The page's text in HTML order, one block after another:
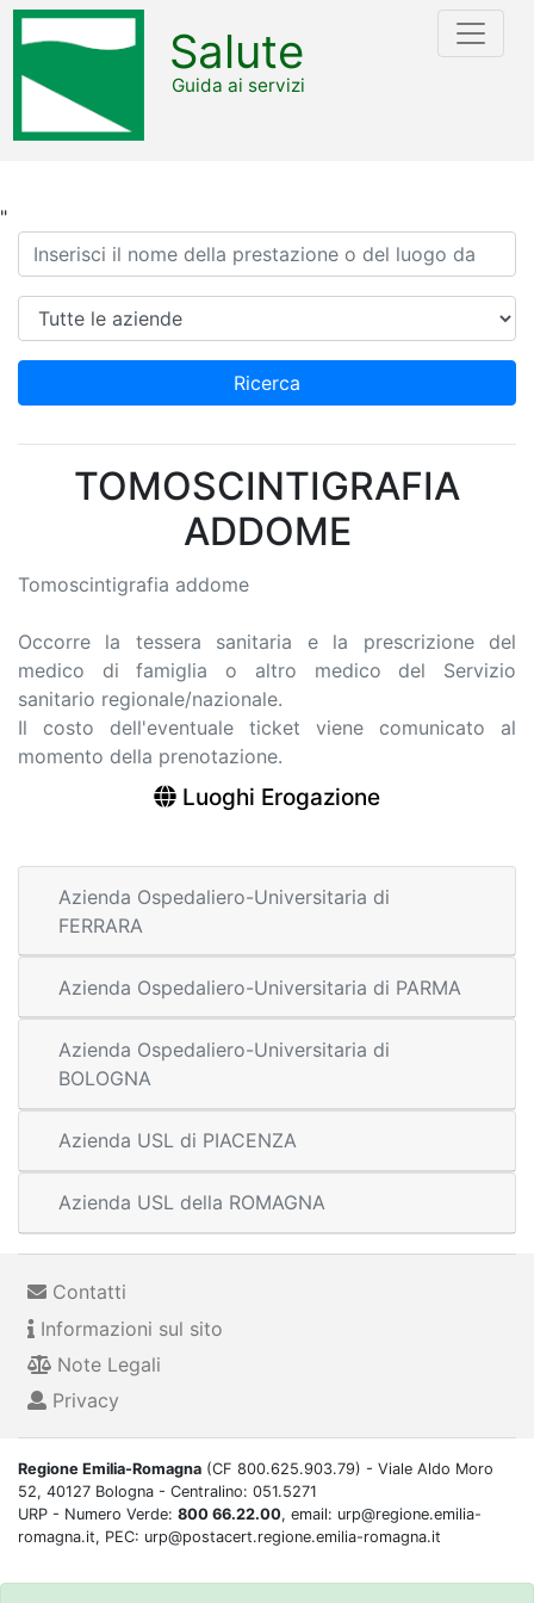
"
Salute
Guida ai servizi
Ricerca
Azienda
Ricerca
TOMOSCINTIGRAFIA
ADDOME
Tomoscintigrafia addome
Occorre la tessera sanitaria e la prescrizione del
medico di famiglia o altro medico del Servizio
sanitario regionale/nazionale.
Il costo dell'eventuale ticket viene comunicato al
momento della prenotazione.
Luoghi Erogazione
Azienda Ospedaliero-Universitaria di
FERRARA
Azienda Ospedaliero-Universitaria di PARMA
Azienda Ospedaliero-Universitaria di
BOLOGNA
Azienda USL di PIACENZA
Azienda USL della ROMAGNA
Contatti
Informazioni sul sito
Note Legali
Privacy
Regione Emilia-Romagna (CF 800.625.903.79) - Viale Aldo Moro
52, 40127 Bologna - Centralino: 051.5271
URP - Numero Verde: 800 66.22.00, email: urp@regione.emilia-
romagna.it, PEC: urp@postacert.regione.emilia-romagna.it